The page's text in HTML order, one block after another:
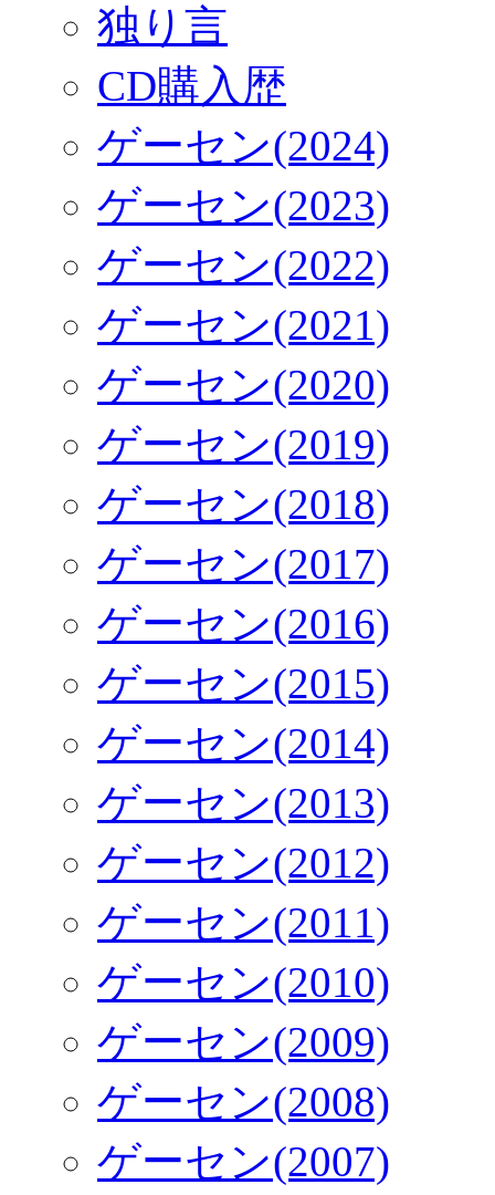
独り言
CD購入歴
ゲーセン(2024)
ゲーセン(2023)
ゲーセン(2022)
ゲーセン(2021)
ゲーセン(2020)
ゲーセン(2019)
ゲーセン(2018)
ゲーセン(2017)
ゲーセン(2016)
ゲーセン(2015)
ゲーセン(2014)
ゲーセン(2013)
ゲーセン(2012)
ゲーセン(2011)
ゲーセン(2010)
ゲーセン(2009)
ゲーセン(2008)
ゲーセン(2007)